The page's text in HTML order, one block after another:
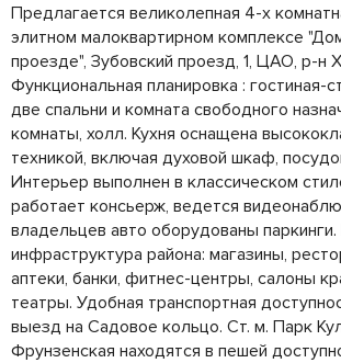
Предлагается великолепная 4-х
элитном малоквартирном комплексе
проезде", Зубовский проезд, 1, ЦАО, р-н
Функциональная планировка : гостиная-
две спальни и комната свободного
комнаты, холл. Кухня оснащена
техникой, включая духовой шкаф,
Интерьер выполнен в классическом
работает консьерж, ведется
владельцев авто оборудованы паркинги.
инфраструктура района: магазины,
аптеки, банки, фитнес-центры, салоны
театры. Удобная транспортная
выезд на Садовое кольцо. Ст. м. Парк
Фрунзенская находятся в пешей